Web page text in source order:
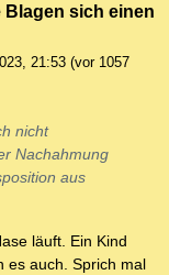
sich einen
21:53 (vor 1057
nicht
Nachahmung
aus
läuft. Ein Kind
es auch. Sprich mal